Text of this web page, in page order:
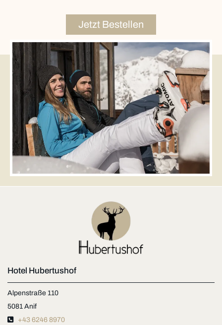
Jetzt Bestellen
Hotel Hubertushof
Alpenstraße 110
5081 Anif
 +43 6246 8970